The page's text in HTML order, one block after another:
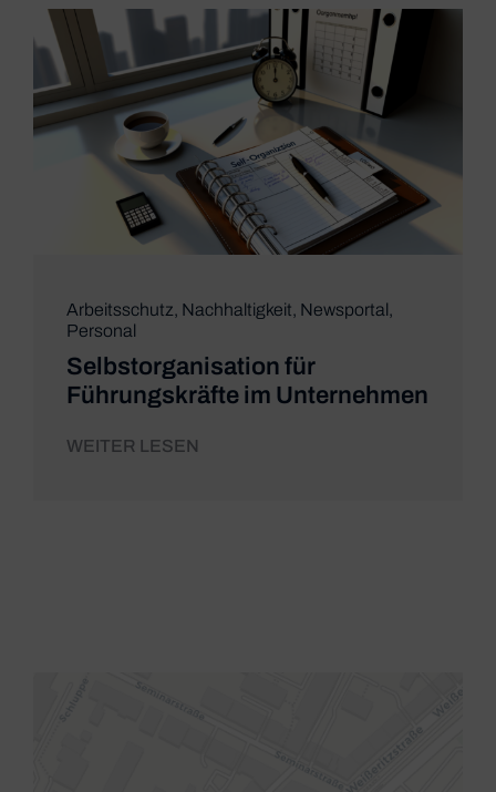
Arbeitsschutz, Nachhaltigkeit, Newsportal,
Personal
Selbstorganisation für
Führungskräfte im Unternehmen
WEITER LESEN